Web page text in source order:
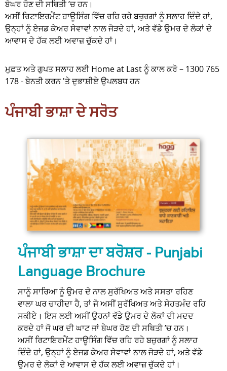
ਬੇਘਰ ਹੋਣ ਦੀ ਸਥਿਤੀ ’ਚ ਹਨ।
ਅਸੀਂ ਰਿਟਾਇਰਮੈਂਟ ਹਾਊਸਿੰਗ ਵਿੱਚ ਰਹਿ ਰਹੇ ਬਜ਼ੁਰਗਾਂ ਨੂੰ ਸਲਾਹ ਦਿੰਦੇ ਹਾਂ,
ਉਨ੍ਹਾਂ ਨੂੰ ਏਜਡ ਕੇਅਰ ਸੇਵਾਵਾਂ ਨਾਲ ਜੋੜਦੇ ਹਾਂ, ਅਤੇ ਵੱਡੇ ਉਮਰ ਦੇ ਲੋਕਾਂ ਦੇ
ਆਵਾਸ ਦੇ ਹੱਕ ਲਈ ਅਵਾਜ਼ ਚੁੱਕਦੇ ਹਾਂ।
ਮੁਫ਼ਤ ਅਤੇ ਗੁਪਤ ਸਲਾਹ ਲਈ Home at Last ਨੂੰ ਕਾਲ ਕਰੋ – 1300 765
178 - ਬੇਨਤੀ ਕਰਨ 'ਤੇ ਦੁਭਾਸ਼ੀਏ ਉਪਲਬਧ ਹਨ
ਪੰਜਾਬੀ ਭਾਸ਼ਾ ਦੇ ਸਰੋਤ
ਪੰਜਾਬੀ ਭਾਸ਼ਾ ਦਾ ਬਰੋਸ਼ਰ - Punjabi
Language Brochure
ਸਾਨੂੰ ਸਾਰਿਆ ਨੂੰ ਉਮਰ ਦੇ ਨਾਲ ਸੁਰੱਖਿਅਤ ਅਤੇ ਸਸਤਾ ਰਹਿਣ
ਵਾਲਾ ਘਰ ਚਾਹੀਦਾ ਹੈ, ਤਾਂ ਜੋ ਅਸੀਂ ਸੁਰੱਖਿਅਤ ਅਤੇ ਸੇਹਤਮੰਦ ਰਹਿ
ਸਕੀਏ। ਇਸ ਲਈ ਅਸੀਂ ਉਹਨਾਂ ਵੱਡੇ ਉਮਰ ਦੇ ਲੋਕਾਂ ਦੀ ਮਦਦ
ਕਰਦੇ ਹਾਂ ਜੋ ਘਰ ਦੀ ਘਾਟ ਜਾਂ ਬੇਘਰ ਹੋਣ ਦੀ ਸਥਿਤੀ ’ਚ ਹਨ।
ਅਸੀਂ ਰਿਟਾਇਰਮੈਂਟ ਹਾਊਸਿੰਗ ਵਿੱਚ ਰਹਿ ਰਹੇ ਬਜ਼ੁਰਗਾਂ ਨੂੰ ਸਲਾਹ
ਦਿੰਦੇ ਹਾਂ, ਉਨ੍ਹਾਂ ਨੂੰ ਏਜਡ ਕੇਅਰ ਸੇਵਾਵਾਂ ਨਾਲ ਜੋੜਦੇ ਹਾਂ, ਅਤੇ ਵੱਡੇ
ਉਮਰ ਦੇ ਲੋਕਾਂ ਦੇ ਆਵਾਸ ਦੇ ਹੱਕ ਲਈ ਅਵਾਜ਼ ਚੁੱਕਦੇ ਹਾਂ।